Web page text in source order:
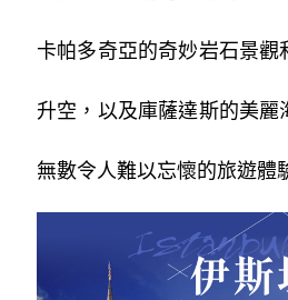
卡帕多奇亞的奇妙岩石景觀
升空，以及庫薩達斯的美麗
無數令人難以忘懷的旅遊體